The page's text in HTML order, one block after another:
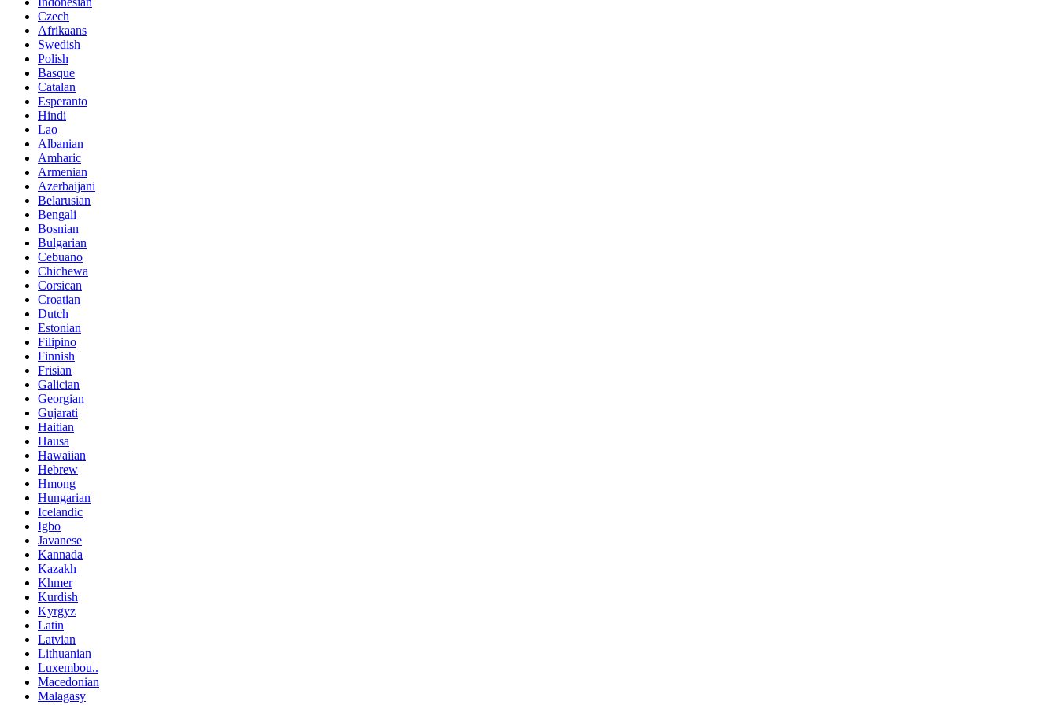
Czech
Afrikaans
Swedish
Polish
Basque
Catalan
Esperanto
Hindi
Lao
Albanian
Amharic
Armenian
Azerbaijani
Belarusian
Bengali
Bosnian
Bulgarian
Cebuano
Chichewa
Corsican
Croatian
Dutch
Estonian
Filipino
Finnish
Frisian
Galician
Georgian
Gujarati
Haitian
Hausa
Hawaiian
Hebrew
Hmong
Hungarian
Icelandic
Igbo
Javanese
Kannada
Kazakh
Khmer
Kurdish
Kyrgyz
Latin
Latvian
Lithuanian
Luxembou..
Macedonian
Malagasy